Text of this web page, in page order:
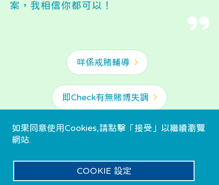
案，我相信你都可以！
咩係戒賭輔導
即Check有無賭博失調
如果同意使用Cookies,請點擊「接受」以繼續瀏覽
網站.
COOKIE 設定